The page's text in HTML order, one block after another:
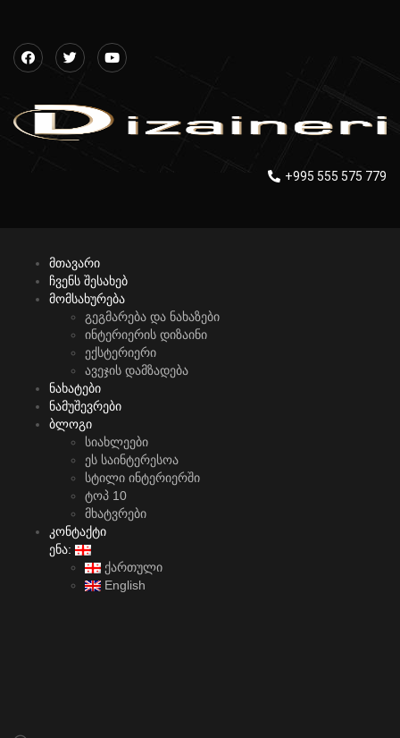
+995 555 575 779
მთავარი
ჩვენს შესახებ
მომსახურება
გეგმარება და ნახაზები
ინტერიერის დიზაინი
ექსტერიერი
ავეჯის დამზადება
ნახატები
ნამუშევრები
ბლოგი
სიახლეები
ეს საინტერესოა
სტილი ინტერიერში
ტოპ 10
მხატვრები
კონტაქტი
ენა:
ქართული
English